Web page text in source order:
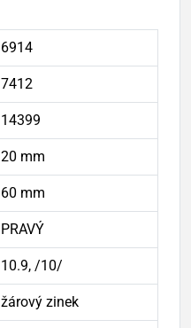
6914
7412
14399
20 mm
60 mm
PRAVÝ
10.9, /10/
žárový zinek